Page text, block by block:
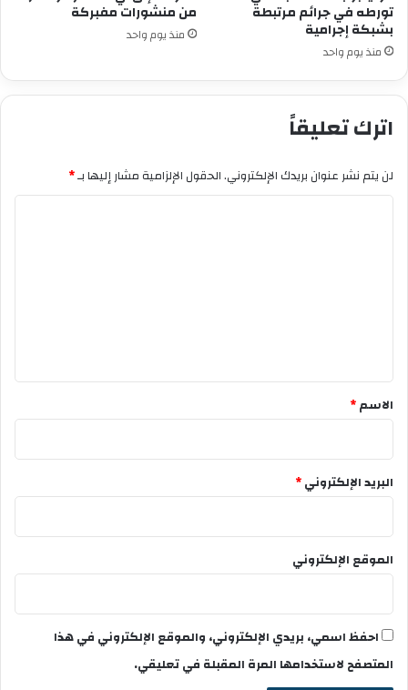
تورطه في جرائم مرتبطة
بشبكة إجرامية
منذ يوم واحد
من منشورات مفبركة
منذ يوم واحد
اترك تعليقاً
لن يتم نشر عنوان بريدك الإلكتروني.الحقول الإلزامية مشار إليها بـ*
*
الاسم*
البريد الإلكتروني*
الموقع الإلكتروني
احفظ اسمي، بريدي الإلكتروني، والموقع الإلكتروني في هذا
المتصفح لاستخدامها المرة المقبلة في تعليقي.